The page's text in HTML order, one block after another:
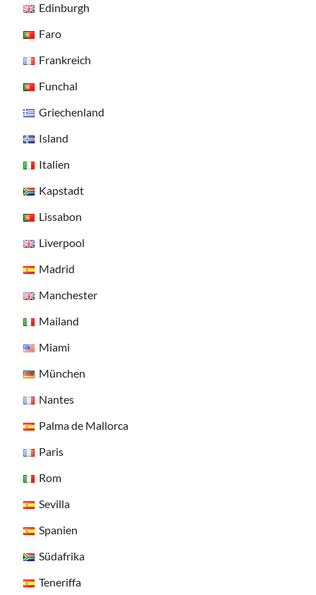
Edinburgh
Faro
Frankreich
Funchal
Griechenland
Island
Italien
Kapstadt
Lissabon
Liverpool
Madrid
Manchester
Mailand
Miami
München
Nantes
Palma de Mallorca
Paris
Rom
Sevilla
Spanien
Südafrika
Teneriffa